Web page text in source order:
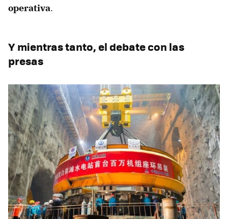
operativa.
Y mientras tanto, el debate con las
presas